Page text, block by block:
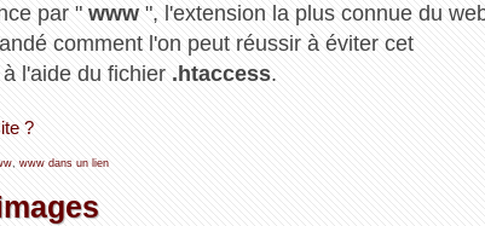
par " www ", l'extension la plus connue du
comment l'on peut réussir à éviter cet
l'aide du fichier .htaccess.
?
, www dans un lien